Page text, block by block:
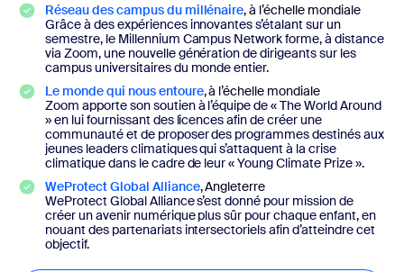
Réseau des campus du millénaire, à l’échelle mondiale
Grâce à des expériences innovantes s’étalant sur un
semestre, le Millennium Campus Network forme, à distance
via Zoom, une nouvelle génération de dirigeants sur les
campus universitaires du monde entier.
Le monde qui nous entoure, à l’échelle mondiale
Zoom apporte son soutien à l’équipe de « The World Around
» en lui fournissant des licences afin de créer une
communauté et de proposer des programmes destinés aux
jeunes leaders climatiques qui s’attaquent à la crise
climatique dans le cadre de leur « Young Climate Prize ».
WeProtect Global Alliance, Angleterre
WeProtect Global Alliance s’est donné pour mission de
créer un avenir numérique plus sûr pour chaque enfant, en
nouant des partenariats intersectoriels afin d’atteindre cet
objectif.